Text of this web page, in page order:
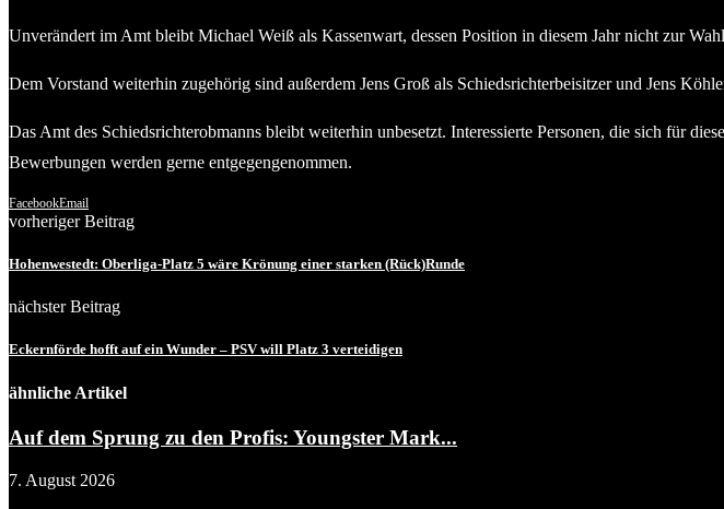
Unverändert im Amt bleibt Michael Weiß als Kassenwart, dessen Position in diesem Jahr nicht zur
Dem Vorstand weiterhin zugehörig sind außerdem Jens Groß als Schiedsrichterbeisitzer und Jens
Das Amt des Schiedsrichterobmanns bleibt weiterhin unbesetzt. Interessierte Personen, die sich für
Bewerbungen werden gerne entgegengenommen.
FacebookEmail
vorheriger Beitrag
Hohenwestedt: Oberliga-Platz 5 wäre Krönung einer starken (Rück)Runde
nächster Beitrag
Eckernförde hofft auf ein Wunder – PSV will Platz 3 verteidigen
ähnliche Artikel
Auf dem Sprung zu den Profis: Youngster Mark...
7. August 2026